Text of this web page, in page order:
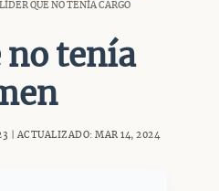
QUE NO TENÍA CARGO
no tenía
| ACTUALIZADO: MAR 14, 2024